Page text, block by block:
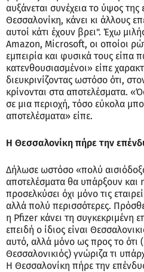
αυξάνεται συνέχεια το ύψος
Θεσσαλονίκη, κάνει κι άλλους
αυτοί κάτι έχουν βρει". Έχω
Amazon, Microsoft, οι οποίοι
εμπειρία και φυσικά τους είπα
κατενθουσιασμένοι» είπε
διευκρινίζοντας ωστόσο ότι,
κρίνονται στα αποτελέσματα.
σε μια περιοχή, τόσο εύκολα
αποτελέσματα» είπε.
Η Θεσσαλονίκη πήρε την
Δήλωσε ωστόσο «πολύ
αποτελέσματα θα υπάρξουν και
προσελκύσει όχι μόνο τις
αλλά πολύ περισσότερες.
η Pfizer κάνει τη συγκεκριμένη
επειδή ο ίδιος είναι
αυτό, αλλά μόνο ως προς το ότι
Θεσσαλονικιός) γνώριζα τι
Η Θεσσαλονίκη πήρε την